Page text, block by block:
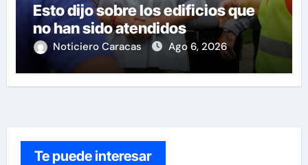
Esto dijo sobre los edificios que
no han sido atendidos
Noticiero Caracas Ago 6, 2026
Te puede interesar